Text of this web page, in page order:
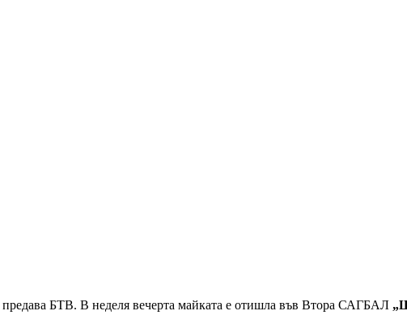
предава БТВ. В неделя вечерта майката е отишла във Втора САГБАЛ